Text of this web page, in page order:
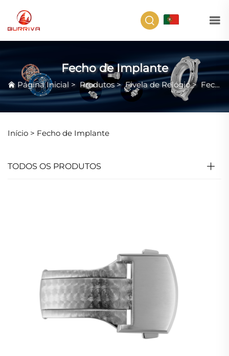
Fecho de Implante
Página Inicial > Produtos>Fivela de Relógio> Fecho de Implante
Início > Fecho de Implante
TODOS OS PRODUTOS